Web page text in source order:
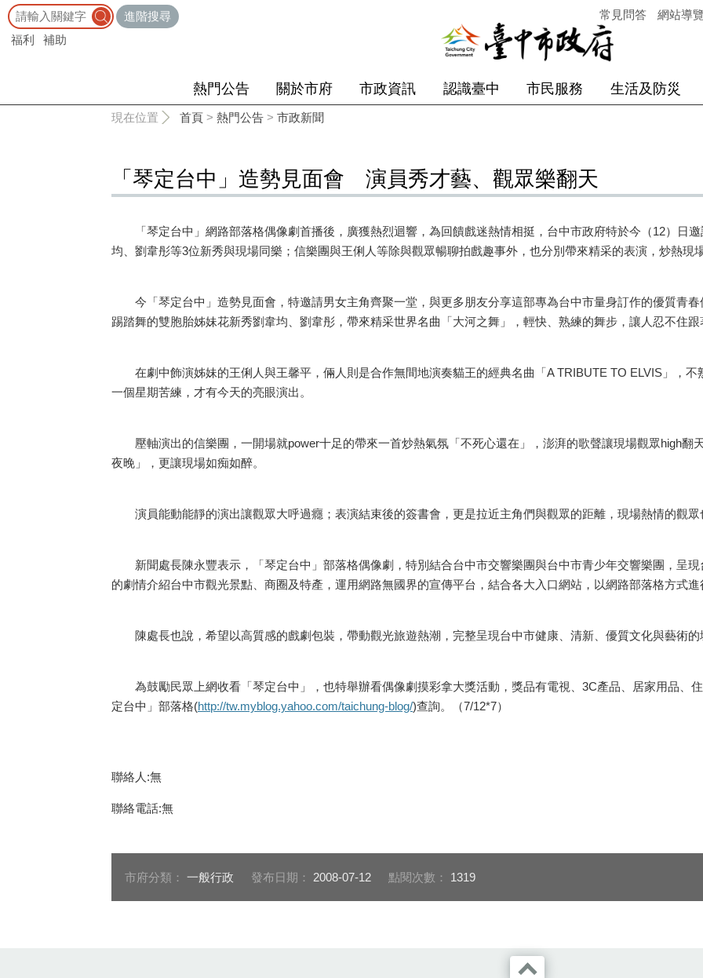
進階搜尋
福利
補助
常見問答 網站導
熱門公告 關於市府 市政資訊 認識臺中 市民服務 生活及防災
現在位置 首頁 > 熱門公告 > 市政新聞
「琴定台中」造勢見面會 演員秀才藝、觀眾樂翻天
「琴定台中」網路部落格偶像劇首播後，廣獲熱烈迴響，為回饋戲迷熱情相挺，台中市政府特於今（12）日
均、劉韋彤等3位新秀與現場同樂；信樂團與王俐人等除與觀眾暢聊拍戲趣事外，也分別帶來精采的表演，炒熱現
今「琴定台中」造勢見面會，特邀請男女主角齊聚一堂，與更多朋友分享這部專為台中市量身訂作的優質青春
踢踏舞的雙胞胎姊妹花新秀劉韋均、劉韋彤，帶來精采世界名曲「大河之舞」，輕快、熟練的舞步，讓人忍不住
在劇中飾演姊妹的王俐人與王馨平，倆人則是合作無間地演奏貓王的經典名曲「A TRIBUTE TO ELVIS」，不
一個星期苦練，才有今天的亮眼演出。
壓軸演出的信樂團，一開場就power十足的帶來一首炒熱氣氛「不死心還在」，澎湃的歌聲讓現場觀眾high翻
夜晚」，更讓現場如痴如醉。
演員能動能靜的演出讓觀眾大呼過癮；表演結束後的簽書會，更是拉近主角們與觀眾的距離，現場熱情的觀眾
新聞處長陳永豐表示，「琴定台中」部落格偶像劇，特別結合台中市交響樂團與台中市青少年交響樂團，呈現
的劇情介紹台中市觀光景點、商圈及特產，運用網路無國界的宣傳平台，結合各大入口網站，以網路部落格方式
陳處長也說，希望以高質感的戲劇包裝，帶動觀光旅遊熱潮，完整呈現台中市健康、清新、優質文化與藝術的
為鼓勵民眾上網收看「琴定台中」，也特舉辦看偶像劇摸彩拿大獎活動，獎品有電視、3C產品、居家用品、
定台中」部落格(http://tw.myblog.yahoo.com/taichung-blog/)查詢。（7/12*7）
聯絡人:無
聯絡電話:無
市府分類： 一般行政 發布日期： 2008-07-12 點閱次數： 1319